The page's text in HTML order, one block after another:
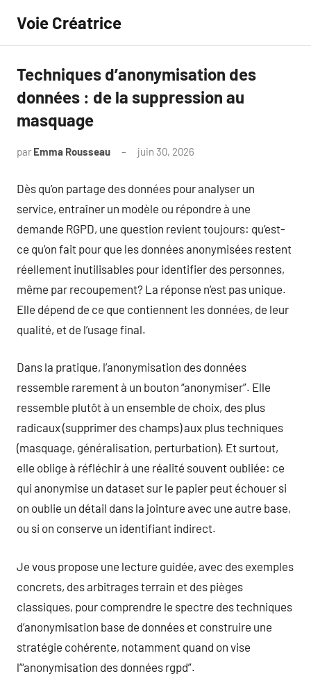
contenu
Voie Créatrice
Techniques d’anonymisation des
données : de la suppression au
masquage
par Emma Rousseau juin 30, 2026
Dès qu’on partage des données pour analyser un
service, entraîner un modèle ou répondre à une
demande RGPD, une question revient toujours: qu’est-
ce qu’on fait pour que les données anonymisées restent
réellement inutilisables pour identifier des personnes,
même par recoupement? La réponse n’est pas unique.
Elle dépend de ce que contiennent les données, de leur
qualité, et de l’usage final.
Dans la pratique, l’anonymisation des données
ressemble rarement à un bouton “anonymiser”. Elle
ressemble plutôt à un ensemble de choix, des plus
radicaux (supprimer des champs) aux plus techniques
(masquage, généralisation, perturbation). Et surtout,
elle oblige à réfléchir à une réalité souvent oubliée: ce
qui anonymise un dataset sur le papier peut échouer si
on oublie un détail dans la jointure avec une autre base,
ou si on conserve un identifiant indirect.
Je vous propose une lecture guidée, avec des exemples
concrets, des arbitrages terrain et des pièges
classiques, pour comprendre le spectre des techniques
d’anonymisation base de données et construire une
stratégie cohérente, notamment quand on vise
l’“anonymisation des données rgpd”.